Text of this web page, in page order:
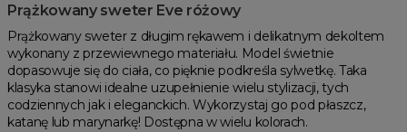
Prążkowany sweter Eve różowy
Prążkowany sweter z długim rękawem i delikatnym dekoltem
wykonany z przewiewnego materiału. Model świetnie
dopasowuje się do ciała, co pięknie podkreśla sylwetkę. Taka
klasyka stanowi idealne uzupełnienie wielu stylizacji, tych
codziennych jak i eleganckich. Wykorzystaj go pod płaszcz,
katanę lub marynarkę! Dostępna w wielu kolorach.